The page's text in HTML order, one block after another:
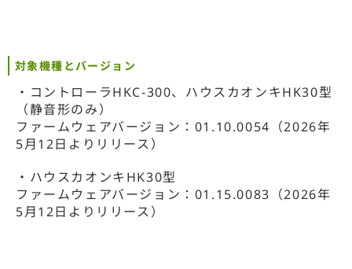
対象機種とバージョン
・コントローラHKC-300、ハウスカオンキHK30型
（静音形のみ）
ファームウェアバージョン：01.10.0054（2026年
5月12日よりリリース）
・ハウスカオンキHK30型
ファームウェアバージョン：01.15.0083（2026年
5月12日よりリリース）